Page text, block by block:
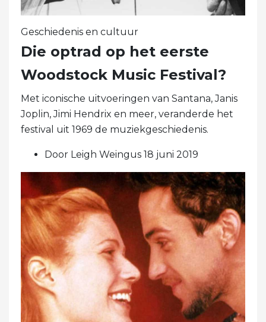
Geschiedenis en cultuur
Die optrad op het eerste
Woodstock Music Festival?
Met iconische uitvoeringen van Santana, Janis
Joplin, Jimi Hendrix en meer, veranderde het
festival uit 1969 de muziekgeschiedenis.
Door Leigh Weingus 18 juni 2019